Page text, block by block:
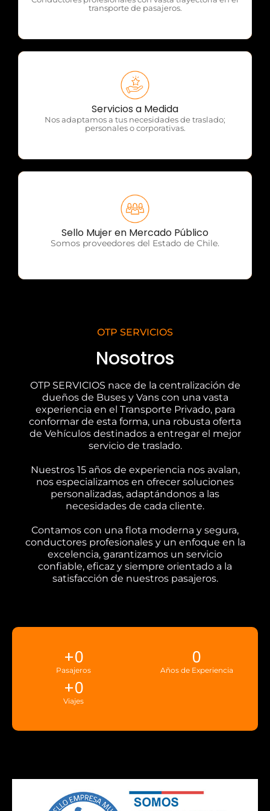
transporte de pasajeros.
Servicios a Medida
Nos adaptamos a tus necesidades de traslado;
personales o corporativas.
OTP Servicios
Sello Mujer en Mercado Público
Somos proveedores del Estado de Chile.
OTP Servicios
OTP SERVICIOS
Nosotros
OTP SERVICIOS nace de la centralización de
dueños de Buses y Vans con una vasta
experiencia en el Transporte Privado, para
conformar de esta forma, una robusta oferta
de Vehículos destinados a entregar el mejor
servicio de traslado.
Nuestros 15 años de experiencia nos avalan,
nos especializamos en ofrecer soluciones
personalizadas, adaptándonos a las
necesidades de cada cliente.
Contamos con una flota moderna y segura,
conductores profesionales y un enfoque en la
excelencia, garantizamos un servicio
confiable, eficaz y siempre orientado a la
satisfacción de nuestros pasajeros.
Pasajeros
+0
Años de Experiencia
0
Viajes
+0